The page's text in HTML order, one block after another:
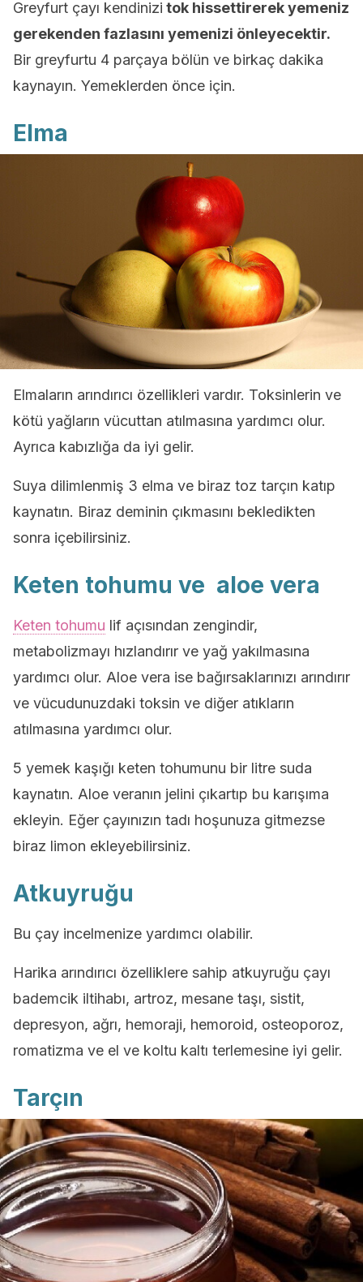
Greyfurt çayı kendinizi tok hissettirerek yemeniz
gerekenden fazlasını yemenizi önleyecektir.
Bir greyfurtu 4 parçaya bölün ve birkaç dakika
kaynayın. Yemeklerden önce için.
Elma
Elmaların arındırıcı özellikleri vardır. Toksinlerin ve
kötü yağların vücuttan atılmasına yardımcı olur.
Ayrıca kabızlığa da iyi gelir.
Suya dilimlenmiş 3 elma ve biraz toz tarçın katıp
kaynatın. Biraz deminin çıkmasını bekledikten
sonra içebilirsiniz.
Keten tohumu ve aloe vera
Keten tohumu lif açısından zengindir,
metabolizmayı hızlandırır ve yağ yakılmasına
yardımcı olur. Aloe vera ise bağırsaklarınızı arındırır
ve vücudunuzdaki toksin ve diğer atıkların
atılmasına yardımcı olur.
5 yemek kaşığı keten tohumunu bir litre suda
kaynatın. Aloe veranın jelini çıkartıp bu karışıma
ekleyin. Eğer çayınızın tadı hoşunuza gitmezse
biraz limon ekleyebilirsiniz.
Atkuyruğu
Bu çay incelmenize yardımcı olabilir.
Harika arındırıcı özelliklere sahip atkuyruğu çayı
bademcik iltihabı, artroz, mesane taşı, sistit,
depresyon, ağrı, hemoraji, hemoroid, osteoporoz,
romatizma ve el ve koltu kaltı terlemesine iyi gelir.
Tarçın